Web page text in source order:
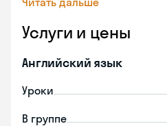
Услуги и цены
Английский язык
Уроки
В группе